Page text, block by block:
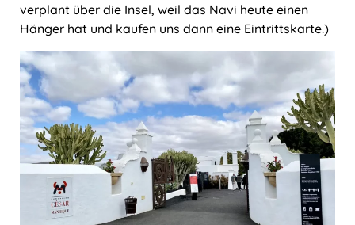
verplant über die Insel, weil das Navi heute einen
Hänger hat und kaufen uns dann eine Eintrittskarte.)